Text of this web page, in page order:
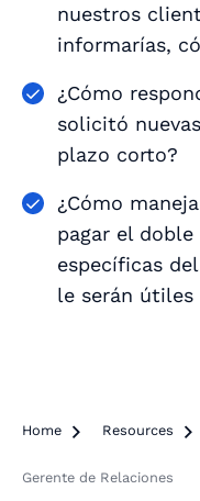
nuestros
informarías,
¿Cómo
solicitó
plazo corto?
¿Cómo
pagar el
específicas
le serán útiles
Home  Resources 
Gerente de Relaciones